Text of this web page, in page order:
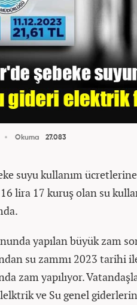
Okuma 27.083
suyu kullanım
lira 17 kuruş olan su
yapılan büyük zam
su zammı 2023 tarihi
zam yapılıyor.
ve Su genel